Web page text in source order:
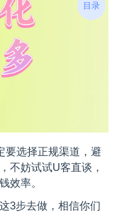
要选择正规渠道，避
不妨试试U客直谈，
效率。
3步去做，相信你们
目录